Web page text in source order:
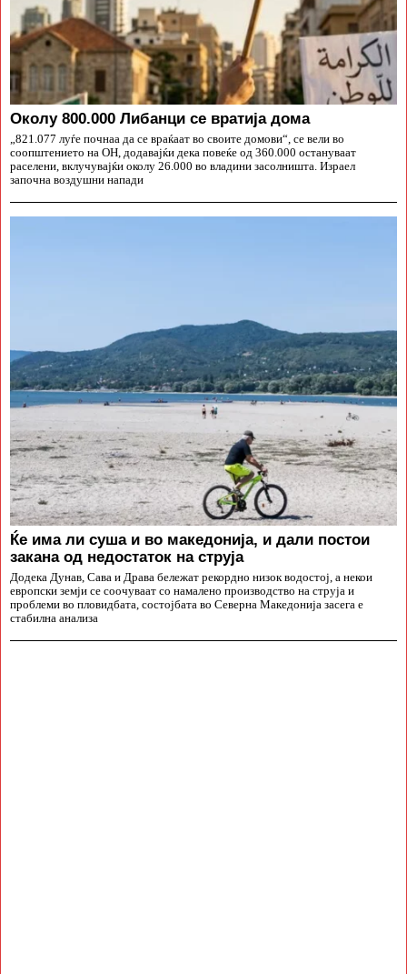
Околу 800.000 Либанци се вратија дома
„821.077 луѓе почнаа да се враќаат во своите домови“, се вели во
соопштението на ОН, додавајќи дека повеќе од 360.000 остануваат
раселени, вклучувајќи околу 26.000 во владини засолништа. Израел
започна воздушни напади
Ќе има ли суша и во македонија, и дали постои
закана од недостаток на струја
Додека Дунав, Сава и Драва бележат рекордно низок водостој, а некои
европски земји се соочуваат со намалено производство на струја и
проблеми во пловидбата, состојбата во Северна Македонија засега е
стабилна анализа